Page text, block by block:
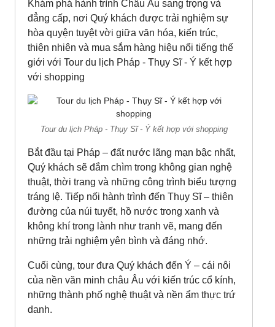
Khám phá hành trình Châu Âu sang trọng và
đẳng cấp, nơi Quý khách được trải nghiệm sự
hòa quyện tuyệt vời giữa văn hóa, kiến trúc,
thiên nhiên và mua sắm hàng hiệu nổi tiếng thế
giới với Tour du lịch Pháp - Thụy Sĩ - Ý kết hợp
với shopping
Tour du lịch Pháp - Thụy Sĩ - Ý kết hợp với shopping
Bắt đầu tại Pháp – đất nước lãng mạn bậc nhất,
Quý khách sẽ đắm chìm trong không gian nghệ
thuật, thời trang và những công trình biểu tượng
tráng lệ. Tiếp nối hành trình đến Thụy Sĩ – thiên
đường của núi tuyết, hồ nước trong xanh và
không khí trong lành như tranh vẽ, mang đến
những trải nghiệm yên bình và đáng nhớ.
Cuối cùng, tour đưa Quý khách đến Ý – cái nôi
của nền văn minh châu Âu với kiến trúc cổ kính,
những thành phố nghệ thuật và nền ẩm thực trứ
danh.